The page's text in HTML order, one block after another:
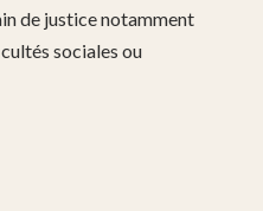
de justice notamment
sociales ou